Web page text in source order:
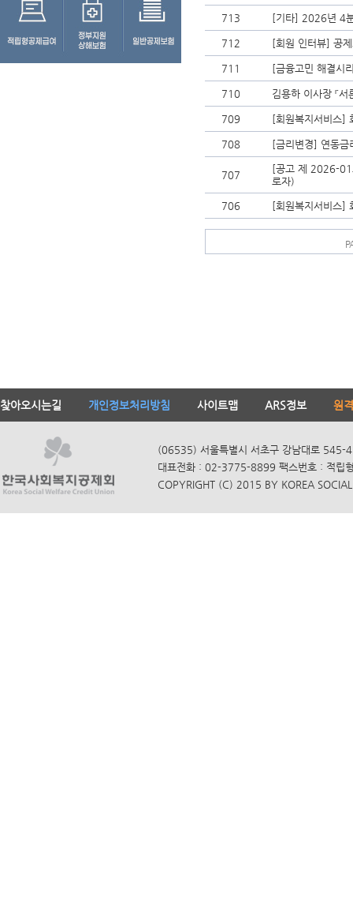
713 [기타] 2026년 4
712 [회원 인터뷰] 공
711 [금융고민 해결시
710 김용하 이사장 『
709 [회원복지서비스]
708 [금리변경] 연동금
707
[공고 제 2026-01
로자)
706 [회원복지서비스]
찾아오시는길 개인정보처리방침 사이트맵 ARS정보 원
(06535) 서울특별시 서초구 강남대로 545-
대표전화 : 02-3775-8899 팩스번호 : 적립
COPYRIGHT (C) 2015 BY KOREA SOCIAL